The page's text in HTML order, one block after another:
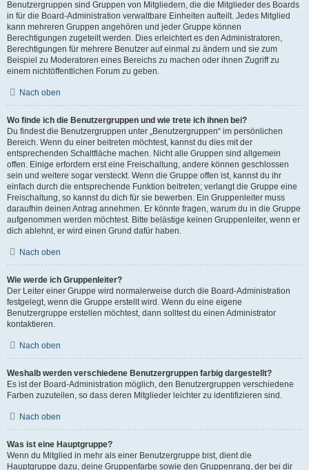
Benutzergruppen sind Gruppen von Mitgliedern, die die Mitglieder des Boards
in für die Board-Administration verwaltbare Einheiten aufteilt. Jedes Mitglied
kann mehreren Gruppen angehören und jeder Gruppe können
Berechtigungen zugeteilt werden. Dies erleichtert es den Administratoren,
Berechtigungen für mehrere Benutzer auf einmal zu ändern und sie zum
Beispiel zu Moderatoren eines Bereichs zu machen oder ihnen Zugriff zu
einem nichtöffentlichen Forum zu geben.
Nach oben
Wo finde ich die Benutzergruppen und wie trete ich ihnen bei?
Du findest die Benutzergruppen unter „Benutzergruppen“ im persönlichen
Bereich. Wenn du einer beitreten möchtest, kannst du dies mit der
entsprechenden Schaltfläche machen. Nicht alle Gruppen sind allgemein
offen. Einige erfordern erst eine Freischaltung, andere können geschlossen
sein und weitere sogar versteckt. Wenn die Gruppe offen ist, kannst du ihr
einfach durch die entsprechende Funktion beitreten; verlangt die Gruppe eine
Freischaltung, so kannst du dich für sie bewerben. Ein Gruppenleiter muss
daraufhin deinen Antrag annehmen. Er könnte fragen, warum du in die Gruppe
aufgenommen werden möchtest. Bitte belästige keinen Gruppenleiter, wenn er
dich ablehnt, er wird einen Grund dafür haben.
Nach oben
Wie werde ich Gruppenleiter?
Der Leiter einer Gruppe wird normalerweise durch die Board-Administration
festgelegt, wenn die Gruppe erstellt wird. Wenn du eine eigene
Benutzergruppe erstellen möchtest, dann solltest du einen Administrator
kontaktieren.
Nach oben
Weshalb werden verschiedene Benutzergruppen farbig dargestellt?
Es ist der Board-Administration möglich, den Benutzergruppen verschiedene
Farben zuzuteilen, so dass deren Mitglieder leichter zu identifizieren sind.
Nach oben
Was ist eine Hauptgruppe?
Wenn du Mitglied in mehr als einer Benutzergruppe bist, dient die
Hauptgruppe dazu, deine Gruppenfarbe sowie den Gruppenrang, der bei dir